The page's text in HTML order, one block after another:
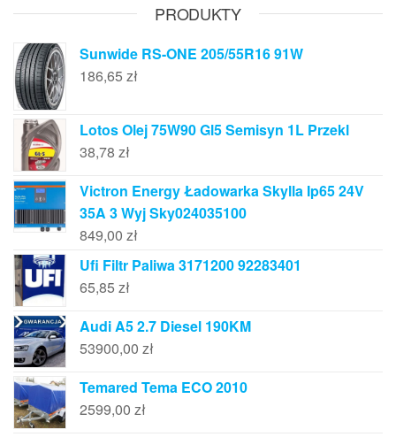
PRODUKTY
Sunwide RS-ONE 205/55R16 91W
186,65 zł
Lotos Olej 75W90 Gl5 Semisyn 1L Przekl
38,78 zł
Victron Energy Ładowarka Skylla Ip65 24V
35A 3 Wyj Sky024035100
849,00 zł
Ufi Filtr Paliwa 3171200 92283401
65,85 zł
Audi A5 2.7 Diesel 190KM
53900,00 zł
Temared Tema ECO 2010
2599,00 zł